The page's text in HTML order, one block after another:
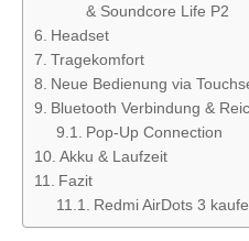
& Soundcore Life P2
Headset
Tragekomfort
Neue Bedienung via
Bluetooth Verbindung &
Pop-Up Connection
Akku & Laufzeit
Fazit
Redmi AirDots 3